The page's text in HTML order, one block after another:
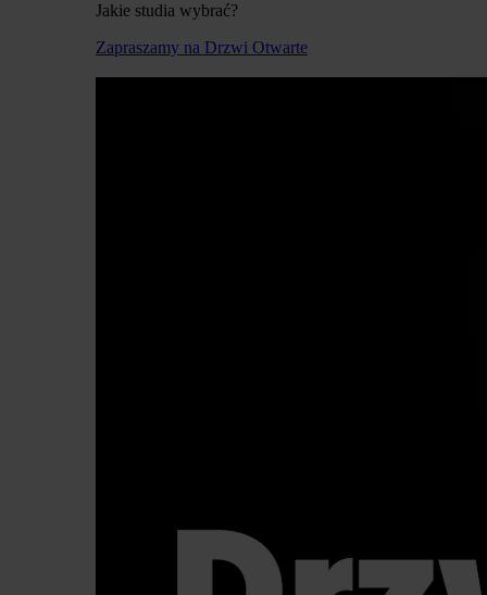
Jakie studia wybrać?
Zapraszamy na Drzwi Otwarte